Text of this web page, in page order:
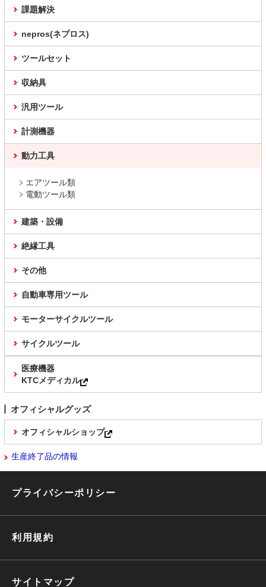
課題解決
nepros(ネプロス)
ツールセット
収納具
汎用ツール
計測機器
動力工具
エアツール類
電動ツール類
建築・設備
絶縁工具
その他
自動車専用ツール
モーターサイクルツール
サイクルツール
医療機器
KTCメディカル
オフィシャルグッズ
オフィシャルショップ
生産終了品の情報
プライバシーポリシー
利用規約
サイトマップ